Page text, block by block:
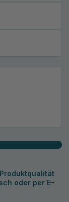
oder per E-